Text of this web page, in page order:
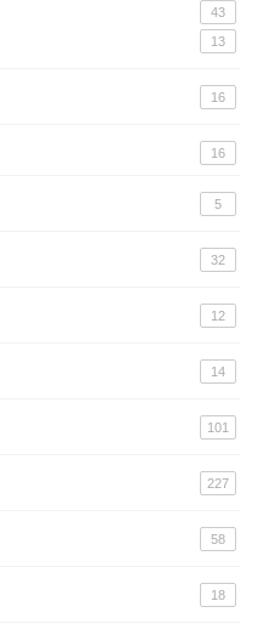
43
13
16
16
5
32
12
14
101
227
58
18